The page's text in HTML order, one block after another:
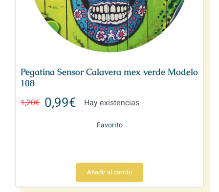
Pegatina Sensor Calavera mex verde Modelo
108
1,20€ 0,99€ Hay existencias
Favorito
Añadir al carrito